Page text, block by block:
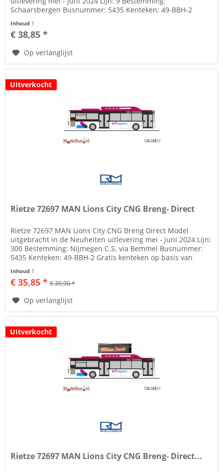
Schaarsbergen Busnummer: 5435 Kenteken: 49-BBH-2
Inhoud 1
€ 38,85 *
Op verlanglijst
UItverkocht
Rietze 72697 MAN Lions City CNG Breng- Direct
Rietze 72697 MAN Lions City CNG Breng Direct Model
uitgebracht in de Neuheiten uitlevering mei - juni 2024 Lijn:
300 Bestemming: Nijmegen C.S. via Bemmel Busnummer:
5435 Kenteken: 49-BBH-2 Gratis kenteken op basis van
Inhoud 1
€ 35,85 * € 39,90 *
Op verlanglijst
UItverkocht
Rietze 72697 MAN Lions City CNG Breng- Direct...